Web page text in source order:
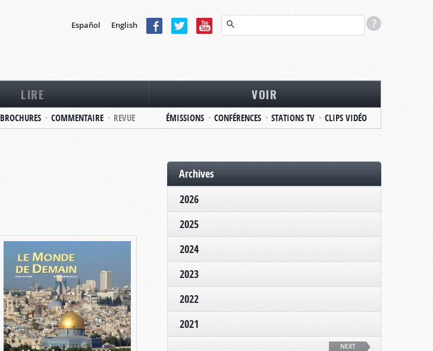
Español English
LIRE
BROCHURES COMMENTAIRE REVUE
VOIR
ÉMISSIONS CONFÉRENCES STATIONS TV CLIPS VIDÉO
Archives
2026
2025
2024
2023
2022
2021
NEXT